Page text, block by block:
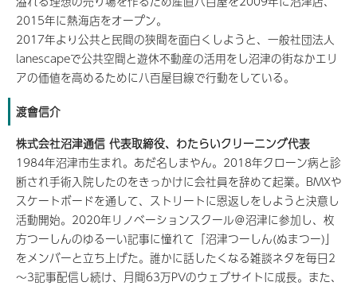
2015年に熱海店をオープン。
2017年より公共と民間の狭間を面白くしようと、一般社団法人
lanescapeで公共空間と遊休不動産の活用をし沼津の街なかエリ
アの価値を高めるために八百屋目線で行動をしている。
渡會信介
株式会社沼津通信 代表取締役、わたらいクリーニング代表
1984年沼津市生まれ。あだ名しまやん。2018年クローン病と診
断され手術入院したのをきっかけに会社員を辞めて起業。BMXや
スケートボードを通して、ストリートに恩返しをしようと決意し
活動開始。2020年リノベーションスクール＠沼津に参加し、枚
方つーしんのゆるーい記事に憧れて「沼津つーしん(ぬまつー)」
をメンバーと立ち上げた。誰かに話したくなる雑談ネタを毎日2
～3記事配信し続け、月間63万PVのウェブサイトに成長。また、